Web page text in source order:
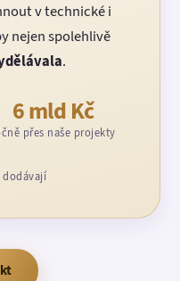
v technické i
nejen spolehlivě
.
6 mld Kč
přes naše projekty
dodávají